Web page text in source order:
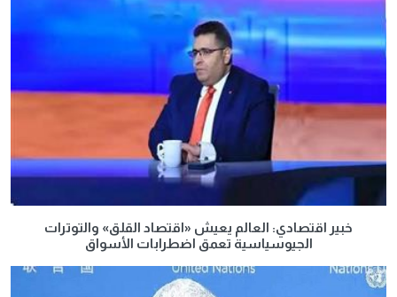
خبير اقتصادي: العالم يعيش «اقتصاد القلق» والتوترات
الجيوسياسية تعمق اضطرابات الأسواق